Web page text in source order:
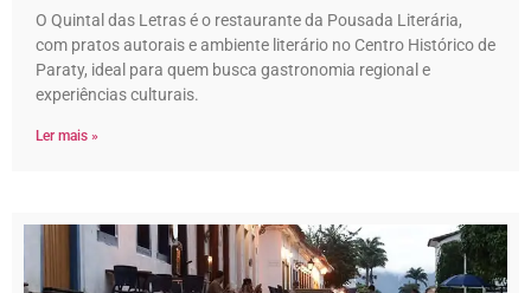
O Quintal das Letras é o restaurante da Pousada Literária,
com pratos autorais e ambiente literário no Centro Histórico de
Paraty, ideal para quem busca gastronomia regional e
experiências culturais.
Ler mais »